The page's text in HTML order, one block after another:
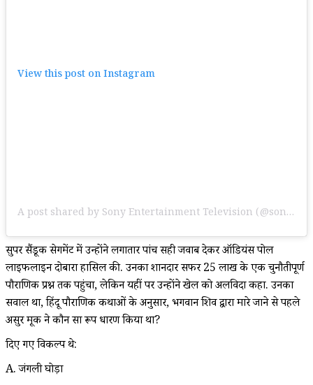
View this post on Instagram
A post shared by Sony Entertainment Television (@sonytvofficial)
सुपर सैंडूक सेगमेंट में उन्होंने लगातार पांच सही जवाब देकर ऑडियंस पोल
लाइफलाइन दोबारा हासिल की. उनका शानदार सफर ₹25 लाख के एक चुनौतीपूर्ण
पौराणिक प्रश्न तक पहुंचा, लेकिन यहीं पर उन्होंने खेल को अलविदा कहा. उनका
सवाल था, हिंदू पौराणिक कथाओं के अनुसार, भगवान शिव द्वारा मारे जाने से पहले
असुर मूक ने कौन सा रूप धारण किया था?
दिए गए विकल्प थे:
A. जंगली घोड़ा